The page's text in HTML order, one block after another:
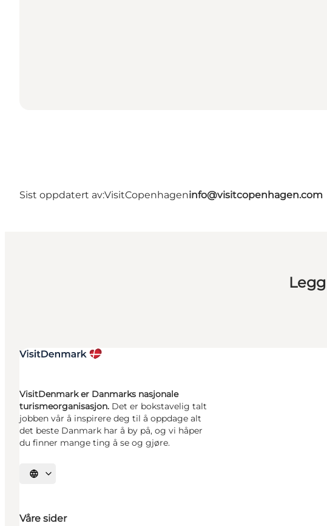
Sist oppdatert av:VisitCopenhageninfo@visitcopenhagen.com
VisitDenmark er Danmarks nasjonale
turismeorganisasjon. Det er bokstavelig talt
jobben vår å inspirere deg til å oppdage alt
det beste Danmark har å by på, og vi håper
du finner mange ting å se og gjøre.
Velg språk
Våre sider